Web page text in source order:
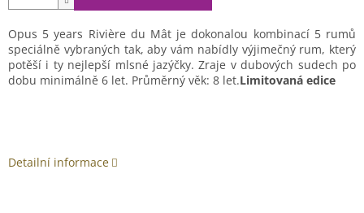
Opus 5 years Rivière du Mât je dokonalou kombinací 5 rumů
speciálně vybraných tak, aby vám nabídly výjimečný rum, který
potěší i ty nejlepší mlsné jazýčky.Zraje v dubových sudech po
dobu minimálně 6 let. Průměrný věk: 8 let.Limitovaná edice
Detailní informace